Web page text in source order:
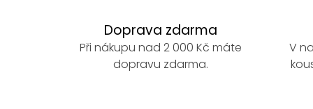
Doprava zdarma
Při nákupu nad 2 000 Kč máte
dopravu zdarma.
V